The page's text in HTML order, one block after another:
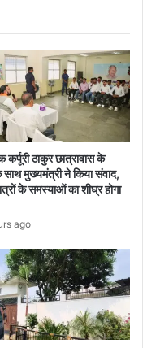
ठाकुर छात्रावास के
साथ मुख्यमंत्री ने किया संवाद,
के समस्याओं का शीघ्र होगा
ago